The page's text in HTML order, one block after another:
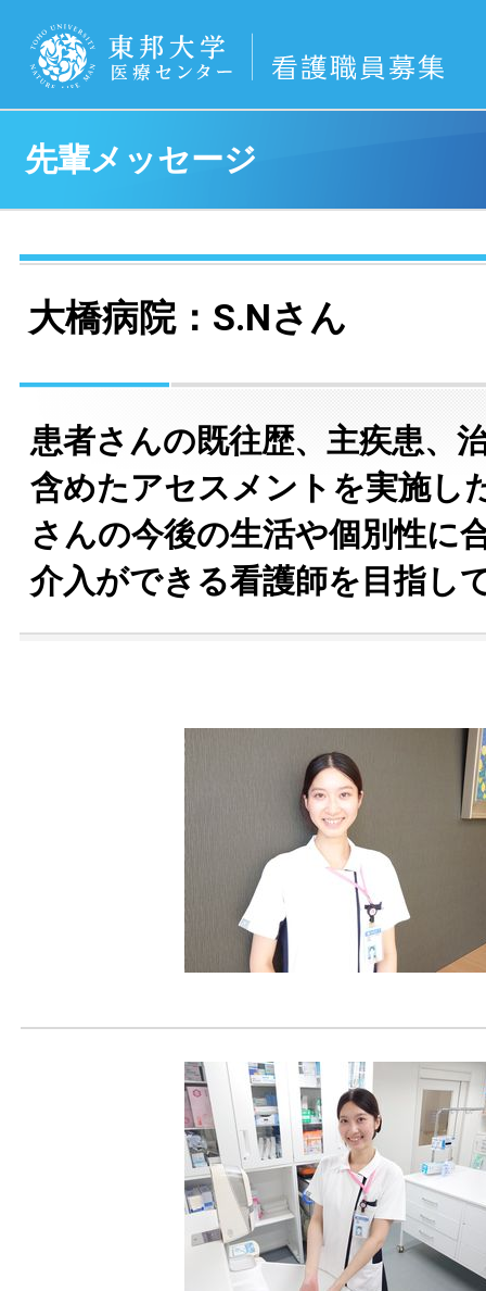
先輩メッセージ
大橋病院：S.Nさん
患者さんの既往歴、主疾患、
含めたアセスメントを実施し
さんの今後の生活や個別性に
介入ができる看護師を目指し